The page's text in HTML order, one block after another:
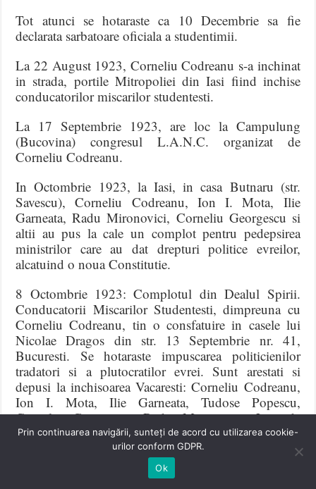
Tot atunci se hotaraste ca 10 Decembrie sa fie
declarata sarbatoare oficiala a studentimii.
La 22 August 1923, Corneliu Codreanu s-a inchinat
in strada, portile Mitropoliei din Iasi fiind inchise
conducatorilor miscarilor studentesti.
La 17 Septembrie 1923, are loc la Campulung
(Bucovina) congresul L.A.N.C. organizat de
Corneliu Codreanu.
In Octombrie 1923, la Iasi, in casa Butnaru (str.
Savescu), Corneliu Codreanu, Ion I. Mota, Ilie
Garneata, Radu Mironovici, Corneliu Georgescu si
altii au pus la cale un complot pentru pedepsirea
ministrilor care au dat drepturi politice evreilor,
alcatuind o noua Constitutie.
8 Octombrie 1923: Complotul din Dealul Spirii.
Conducatorii Miscarilor Studentesti, dimpreuna cu
Corneliu Codreanu, tin o consfatuire in casele lui
Nicolae Dragos din str. 13 Septembrie nr. 41,
Bucuresti. Se hotaraste impuscarea politicienilor
tradatori si a plutocratilor evrei. Sunt arestati si
depusi la inchisoarea Vacaresti: Corneliu Codreanu,
Ion I. Mota, Ilie Garneata, Tudose Popescu,
Corneliu Georgescu, Radu Mironovici, Leonida
Bandac, Vernichescu, Traian Breazu, Nicolae
Dragos, dr. C. Danulescu, Ion Zelea Codreanu.
Fratiile de Cruce au luat fiinta, la 8 Noiembrie 1923,
Prin continuarea navigării, sunteți de acord cu utilizarea cookie-
urilor conform GDPR.
Ok